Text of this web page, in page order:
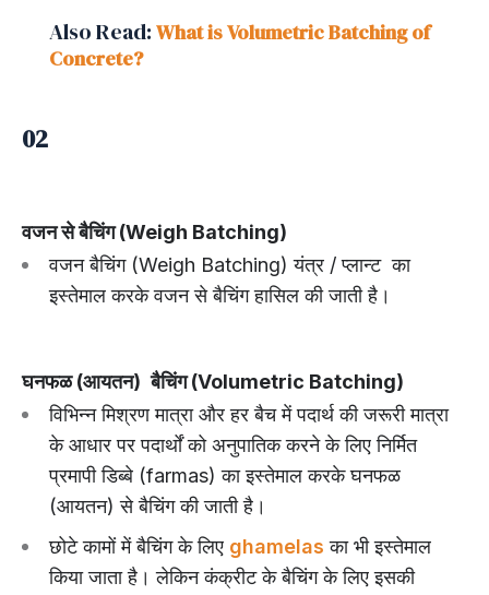
Also Read: What is Volumetric Batching of
Concrete?
02
वजन से बैचिंग (Weigh Batching)
वजन बैचिंग (Weigh Batching) यंत्र / प्लान्ट का
इस्तेमाल करके वजन से बैचिंग हासिल की जाती है।
घनफळ (आयतन) बैचिंग (Volumetric Batching)
विभिन्न मिश्रण मात्रा और हर बैच में पदार्थ की जरूरी मात्रा
के आधार पर पदार्थों को अनुपातिक करने के लिए निर्मित
प्रमापी डिब्बे (farmas) का इस्तेमाल करके घनफळ
(आयतन) से बैचिंग की जाती है।
छोटे कामों में बैचिंग के लिए ghamelas का भी इस्तेमाल
किया जाता है। लेकिन कंक्रीट के बैचिंग के लिए इसकी